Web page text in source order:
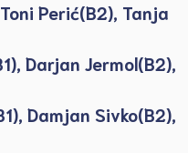
Perić(B2), Tanja
Darjan Jermol(B2),
Damjan Sivko(B2),